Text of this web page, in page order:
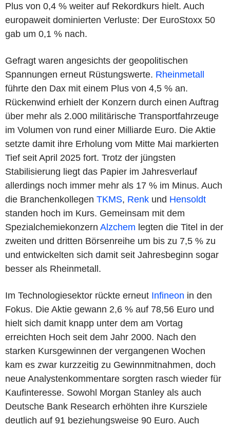
Plus von 0,4 % weiter auf Rekordkurs hielt. Auch
europaweit dominierten Verluste: Der EuroStoxx 50
gab um 0,1 % nach.
Gefragt waren angesichts der geopolitischen
Spannungen erneut Rüstungswerte. Rheinmetall
führte den Dax mit einem Plus von 4,5 % an.
Rückenwind erhielt der Konzern durch einen Auftrag
über mehr als 2.000 militärische Transportfahrzeuge
im Volumen von rund einer Milliarde Euro. Die Aktie
setzte damit ihre Erholung vom Mitte Mai markierten
Tief seit April 2025 fort. Trotz der jüngsten
Stabilisierung liegt das Papier im Jahresverlauf
allerdings noch immer mehr als 17 % im Minus. Auch
die Branchenkollegen TKMS, Renk und Hensoldt
standen hoch im Kurs. Gemeinsam mit dem
Spezialchemiekonzern Alzchem legten die Titel in der
zweiten und dritten Börsenreihe um bis zu 7,5 % zu
und entwickelten sich damit seit Jahresbeginn sogar
besser als Rheinmetall.
Im Technologiesektor rückte erneut Infineon in den
Fokus. Die Aktie gewann 2,6 % auf 78,56 Euro und
hielt sich damit knapp unter dem am Vortag
erreichten Hoch seit dem Jahr 2000. Nach den
starken Kursgewinnen der vergangenen Wochen
kam es zwar kurzzeitig zu Gewinnmitnahmen, doch
neue Analystenkommentare sorgten rasch wieder für
Kaufinteresse. Sowohl Morgan Stanley als auch
Deutsche Bank Research erhöhten ihre Kursziele
deutlich auf 91 beziehungsweise 90 Euro. Auch